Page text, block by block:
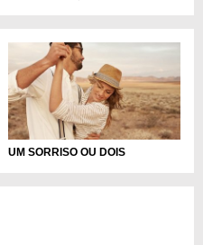
UM SORRISO OU DOIS